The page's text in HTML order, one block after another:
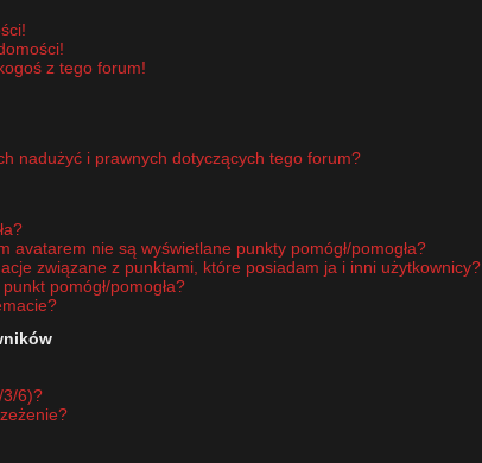
z tego forum!
nadużyć i prawnych dotyczących tego forum?
avatarem nie są wyświetlane punkty pomógł/pomogła?
związane z punktami, które posiadam ja i inni użytkownicy?
pomógł/pomogła?
3/6)?